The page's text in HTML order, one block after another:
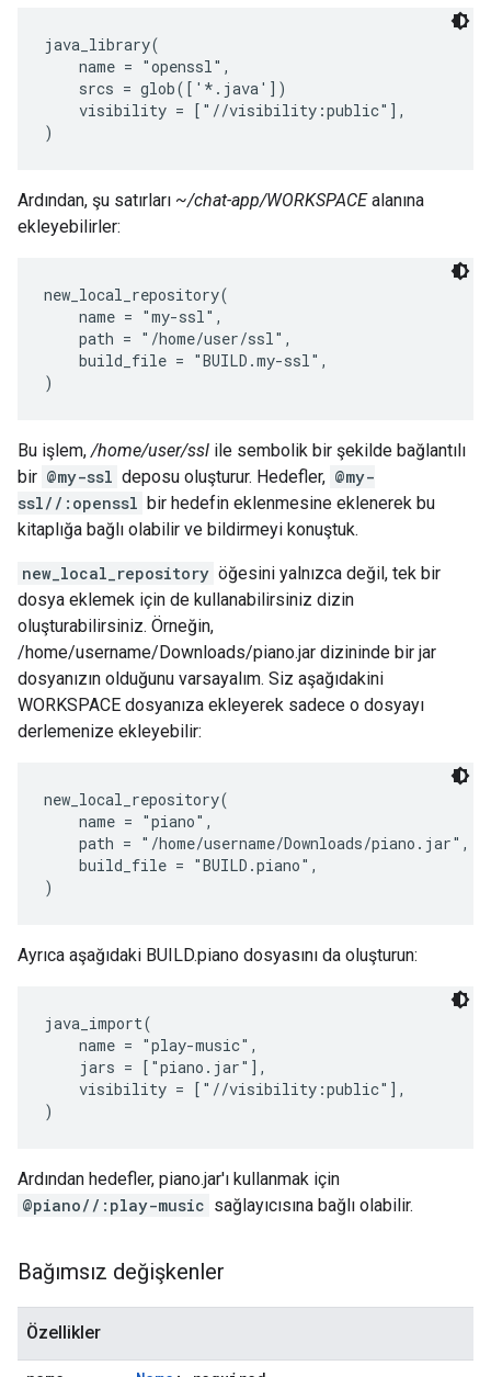
java_library(
    name = "openssl",
    srcs = glob(['*.java'])
    visibility = ["//visibility:public"],
Ardından, şu satırları ~/chat-app/WORKSPACEalanına
ekleyebilirler:
new_local_repository(
    name = "my-ssl",
    path = "/home/user/ssl",
    build_file = "BUILD.my-ssl",
Bu işlem,/home/user/ssl ile sembolik bir şekilde bağlantılı
bir @my-ssl deposu oluşturur. Hedefler, @my-
ssl//:openssl bir hedefin eklenmesine eklenerek bu
kitaplığa bağlı olabilir ve bildirmeyi konuştuk.
new_local_repository öğesini yalnızca değil, tek bir
dosya eklemek için de kullanabilirsiniz dizin
oluşturabilirsiniz. Örneğin,
/home/username/Downloads/piano.jar dizininde bir jar
dosyanızın olduğunu varsayalım. Siz aşağıdakini
WORKSPACE dosyanıza ekleyerek sadece o dosyayı
derlemenize ekleyebilir:
new_local_repository(
    name = "piano",
    path = "/home/username/Downloads/piano.jar",
    build_file = "BUILD.piano",
Ayrıca aşağıdaki BUILD.piano dosyasını da oluşturun:
java_import(
    name = "play-music",
    jars = ["piano.jar"],
    visibility = ["//visibility:public"],
Ardından hedefler, piano.jar'ı kullanmak için
@piano//:play-music sağlayıcısına bağlı olabilir.
Bağımsız değişkenler
Özellikler